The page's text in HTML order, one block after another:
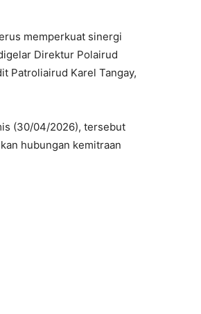
memperkuat sinergi
Direktur Polairud
Patroliairud Karel Tangay,
(30/04/2026), tersebut
hubungan kemitraan